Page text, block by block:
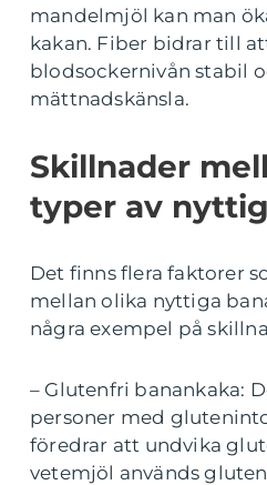
mandelmjöl kan man
kakan. Fiber bidrar till
blodsockernivån stabil
mättnadskänsla.
Skillnader
typer av
Det finns flera faktorer
mellan olika nyttiga
några exempel på
– Glutenfri banankaka:
personer med
föredrar att undvika
vetemjöl används